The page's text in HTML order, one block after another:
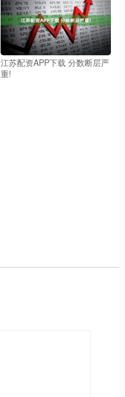
江苏配资APP下载 分数断层严
重!